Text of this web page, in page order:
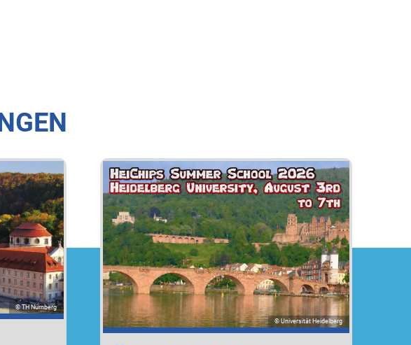
© TH Nürnberg
© Universität Heidelberg